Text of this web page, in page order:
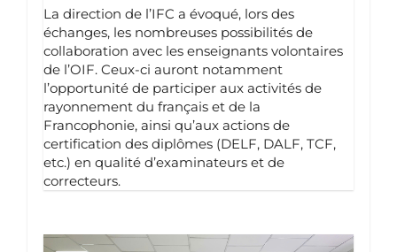
La direction de l’IFC a évoqué, lors des
échanges, les nombreuses possibilités de
collaboration avec les enseignants volontaires
de l’OIF. Ceux-ci auront notamment
l’opportunité de participer aux activités de
rayonnement du français et de la
Francophonie, ainsi qu’aux actions de
certification des diplômes (DELF, DALF, TCF,
etc.) en qualité d’examinateurs et de
correcteurs.